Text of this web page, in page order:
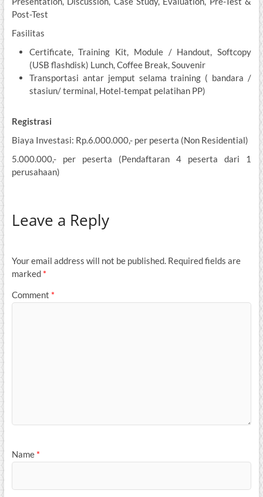
Post-Test
Fasilitas
Certificate, Training Kit, Module / Handout, Softcopy
(USB flashdisk) Lunch, Coffee Break, Souvenir
Transportasi antar jemput selama training ( bandara /
stasiun/ terminal, Hotel-tempat pelatihan PP)
Registrasi
Biaya Investasi: Rp.6.000.000,- per peserta (Non Residential)
5.000.000,- per peserta (Pendaftaran 4 peserta dari 1
perusahaan)
Leave a Reply
Your email address will not be published. Required fields are
marked *
Comment *
Name *